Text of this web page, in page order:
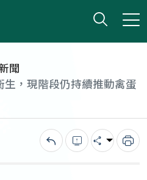
打開
小版
聞
生，現階段仍持續推動禽蛋
回上一頁錯誤回報
分享 列